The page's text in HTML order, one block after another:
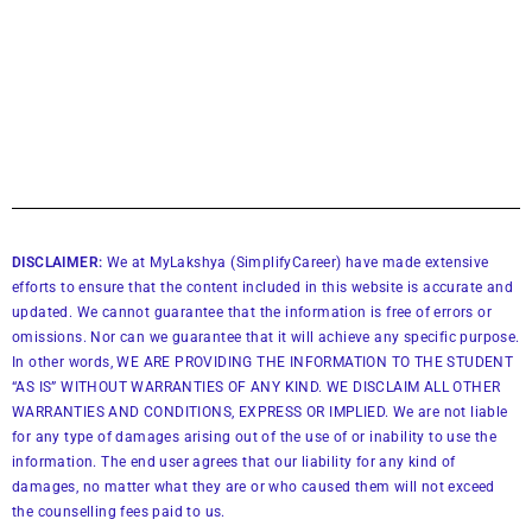
DISCLAIMER: We at MyLakshya (SimplifyCareer) have made extensive
efforts to ensure that the content included in this website is accurate and
updated. We cannot guarantee that the information is free of errors or
omissions. Nor can we guarantee that it will achieve any specific purpose.
In other words, WE ARE PROVIDING THE INFORMATION TO THE STUDENT
“AS IS” WITHOUT WARRANTIES OF ANY KIND. WE DISCLAIM ALL OTHER
WARRANTIES AND CONDITIONS, EXPRESS OR IMPLIED. We are not liable
for any type of damages arising out of the use of or inability to use the
information. The end user agrees that our liability for any kind of
damages, no matter what they are or who caused them will not exceed
the counselling fees paid to us.